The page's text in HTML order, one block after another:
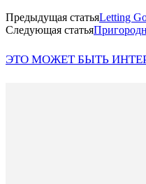
Предыдущая статьяLetting
Следующая статья
ЭТО МОЖЕТ БЫТЬ